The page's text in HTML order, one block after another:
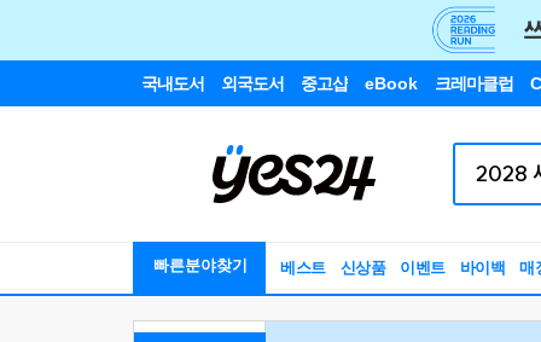
국내도서 외국도서 중고샵 eBook 크레마클럽
빠른분야찾기 베스트 신상품 이벤트 바이백 매